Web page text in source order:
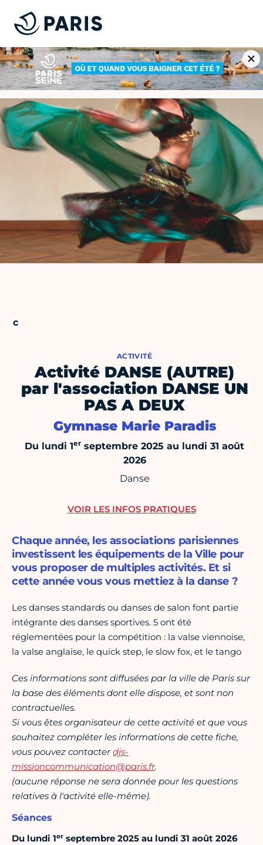
ACTIVITÉ
Activité DANSE (AUTRE)
par l'association DANSE UN
PAS A DEUX
Gymnase Marie Paradis
Du lundi 1er septembre 2025 au lundi 31 août
2026
Danse
Chaque année, les associations parisiennes
investissent les équipements de la Ville pour
vous proposer de multiples activités. Et si
cette année vous vous mettiez à la danse ?
Les danses standards ou danses de salon font partie
intégrante des danses sportives. 5 ont été
réglementées pour la compétition : la valse viennoise,
la valse anglaise, le quick step, le slow fox, et le tango
Ces informations sont diffusées par la ville de Paris sur
la base des éléments dont elle dispose, et sont non
contractuelles.
Si vous êtes organisateur de cette activité et que vous
souhaitez compléter les informations de cette fiche,
vous pouvez contacterdjs-
missioncommunication@paris.fr.
(aucune réponse ne sera donnée pour les questions
relatives à l'activité elle-même).
Séances
Du lundi 1er septembre 2025 au lundi 31 août 2026
VOIR LES INFOS PRATIQUES